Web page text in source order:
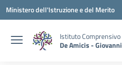
Vai ai contenuti
Vai al menu di navigazione
Vai al footer
Ministero dell'Istruzione e del Merito
Istituto Comprensivo
De Amicis -